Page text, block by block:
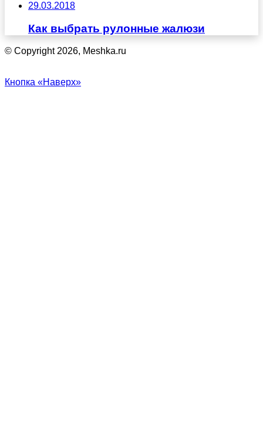
29.03.2018
Как выбрать рулонные жалюзи
© Copyright 2026, Meshka.ru
Кнопка «Наверх»